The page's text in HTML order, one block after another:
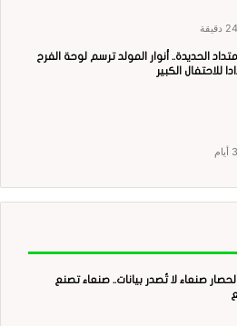
الحديدة.. أنوار المولد ترسم لوحة الفرح
للاحتفال الكبير
صنعاء لا تُصدر بيانات.. صنعاء تصنع